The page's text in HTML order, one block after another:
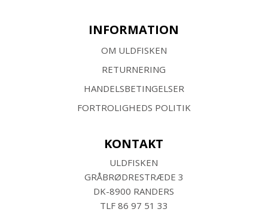
INFORMATION
OM ULDFISKEN
RETURNERING
HANDELSBETINGELSER
FORTROLIGHEDS POLITIK
KONTAKT
ULDFISKEN
GRÅBRØDRESTRÆDE 3
DK-8900 RANDERS
TLF 86 97 51 33